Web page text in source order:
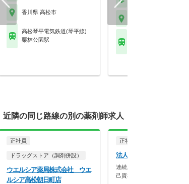
香川県 高松市
高松琴平電気鉄道(琴平線)
栗林公園駅
近隣の同じ路線の別の薬剤師求人
正社員
ドラッグストア（調剤併設）
ウエルシア薬局株式会社 ウエ
ルシア高松朝日町店
正社員
法人名非公開
連続黒字48年の圧倒的安定
己資本比率約60％…